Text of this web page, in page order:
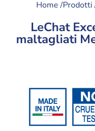
Home /Prodotti
LeChat
maltagliati